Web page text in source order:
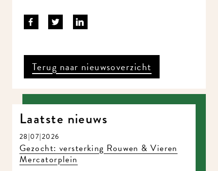
Terug naar nieuwsoverzicht
Laatste nieuws
28|07|2026
Gezocht: versterking Rouwen & Vieren
Mercatorplein